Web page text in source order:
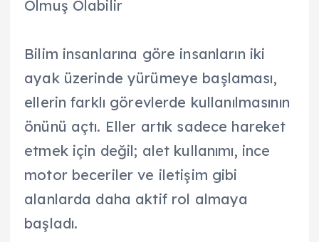
Olmuş Olabilir
Bilim insanlarına göre insanların iki
ayak üzerinde yürümeye başlaması,
ellerin farklı görevlerde kullanılmasının
önünü açtı. Eller artık sadece hareket
etmek için değil; alet kullanımı, ince
motor beceriler ve iletişim gibi
alanlarda daha aktif rol almaya
başladı.